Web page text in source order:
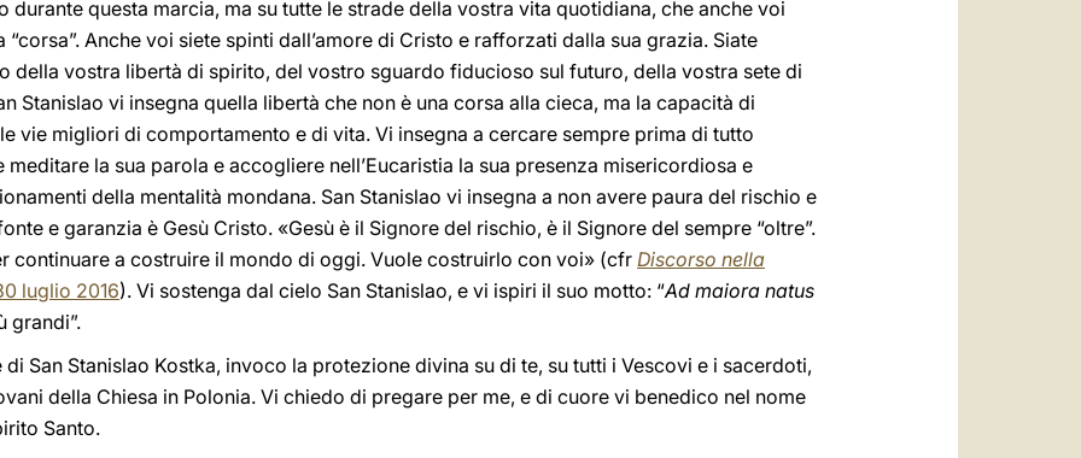
questa marcia, ma su tutte le strade della vostra vita quotidiana, che anche voi
Anche voi siete spinti dall’amore di Cristo e rafforzati dalla sua grazia. Siate
della vostra libertà di spirito, del vostro sguardo fiducioso sul futuro, della vostra sete di
Stanislao vi insegna quella libertà che non è una corsa alla cieca, ma la capacità di
vie migliori di comportamento e di vita. Vi insegna a cercare sempre prima di tutto
meditare la sua parola e accogliere nell’Eucaristia la sua presenza misericordiosa e
della mentalità mondana. San Stanislao vi insegna a non avere paura del rischio e
e garanzia è Gesù Cristo. «Gesù è il Signore del rischio, è il Signore del sempre “oltre”.
continuare a costruire il mondo di oggi. Vuole costruirlo con voi» (cfr Discorso nella
luglio 2016). Vi sostenga dal cielo San Stanislao, e vi ispiri il suo motto: “Ad maiora natus
grandi”.
San Stanislao Kostka, invoco la protezione divina su di te, su tutti i Vescovi e i sacerdoti,
della Chiesa in Polonia. Vi chiedo di pregare per me, e di cuore vi benedico nel nome
Santo.